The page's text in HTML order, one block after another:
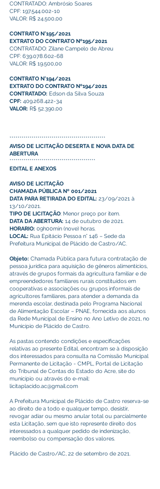
CONTRATADO: Ambrósio Soares
CPF: 197.544.002-10
VALOR: R$ 24.500,00
CONTRATO N°195/2021
EXTRATO DO CONTRATO Nº195/2021
CONTRATADO: Zilane Campelo de Abreu
CPF: 639.078.602-68
VALOR: R$ 19.500,00
CONTRATO N°194/2021
EXTRATO DO CONTRATO Nº194/2021
CONTRATADO: Edson da Silva Souza
CPF: 409.268.422-34
VALOR: R$ 52.390,00
************************************************
AVISO DE LICITAÇÃO DESERTA E NOVA DATA DE
ABERTURA
*******************************************
EDITAL E ANEXOS
AVISO DE LICITAÇÃO
CHAMADA PÚBLICA Nº 001/2021
DATA PARA RETIRADA DO EDITAL: 23/09/2021 à
13/10/2021.
TIPO DE LICITAÇÃO: Menor preço por item.
DATA DA ABERTURA: 14 de outubro de 2021.
HORARIO: 09h00min (nove) horas.
LOCAL: Rua Epitácio Pessoa n° 146 – Sede da
Prefeitura Municipal de Plácido de Castro/AC.
Objeto: Chamada Pública para futura contratação de
pessoa jurídica para aquisição de gêneros alimentícios,
através de grupos formais da agricultura familiar e de
empreendedores familiares rurais constituídos em
cooperativas e associações ou grupos informais de
agricultores familiares, para atender a demanda da
merenda escolar, destinada pelo Programa Nacional
de Alimentação Escolar – PNAE, fornecida aos alunos
da Rede Municipal de Ensino no Ano Letivo de 2021, no
Município de Plácido de Castro.
As pastas contendo condições e especificações
relativas ao presente Edital, encontram se à disposição
dos interessados para consulta na Comissão Municipal
Permanente de Licitação - CMPL, Portal de Licitação
do Tribunal de Contas do Estado do Acre, site do
município ou através do e-mail:
licitaplacido.ac@gmail.com
A Prefeitura Municipal de Plácido de Castro reserva-se
ao direito de a todo e qualquer tempo, desistir,
revogar adiar ou mesmo anular total ou parcialmente
esta Licitação, sem que isto represente direito dos
interessados a qualquer pedido de indenização,
reembolso ou compensação dos valores.
Plácido de Castro/AC, 22 de setembro de 2021.